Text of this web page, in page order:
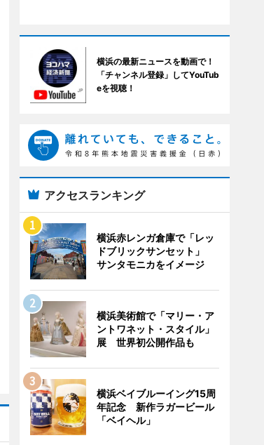
横浜の最新ニュースを動画で！
「チャンネル登録」してYouTub
eを視聴！
アクセスランキング
横浜赤レンガ倉庫で「レッ
ドブリックサンセット」
サンタモニカをイメージ
横浜美術館で「マリー・ア
ントワネット・スタイル」
展 世界初公開作品も
横浜ベイブルーイング15周
年記念 新作ラガービール
「ベイヘル」